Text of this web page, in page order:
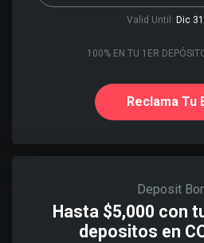
Valid Until: Dic
100% EN TU 1ER
Reclama Tu
Deposit
Hasta $5,000 con
depositos en